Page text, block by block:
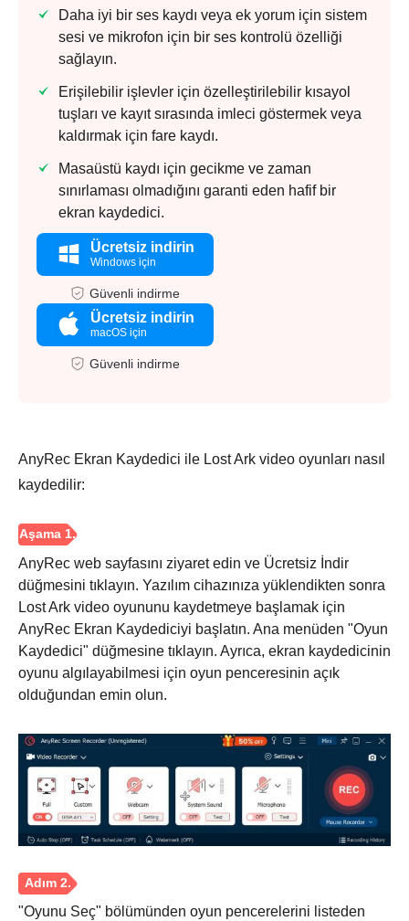
Daha iyi bir ses kaydı veya ek yorum için sistem
sesi ve mikrofon için bir ses kontrolü özelliği
sağlayın.
Erişilebilir işlevler için özelleştirilebilir kısayol
tuşları ve kayıt sırasında imleci göstermek veya
kaldırmak için fare kaydı.
Masaüstü kaydı için gecikme ve zaman
sınırlaması olmadığını garanti eden hafif bir
ekran kaydedici.
Ücretsiz indirin
Windows için
Güvenli indirme
Ücretsiz indirin
macOS için
Güvenli indirme
AnyRec Ekran Kaydedici ile Lost Ark video oyunları nasıl
kaydedilir:
AnyRec web sayfasını ziyaret edin ve Ücretsiz İndir
düğmesini tıklayın. Yazılım cihazınıza yüklendikten sonra
Lost Ark video oyununu kaydetmeye başlamak için
AnyRec Ekran Kaydediciyi başlatın. Ana menüden "Oyun
Kaydedici" düğmesine tıklayın. Ayrıca, ekran kaydedicinin
oyunu algılayabilmesi için oyun penceresinin açık
olduğundan emin olun.
"Oyunu Seç" bölümünden oyun pencerelerini listeden